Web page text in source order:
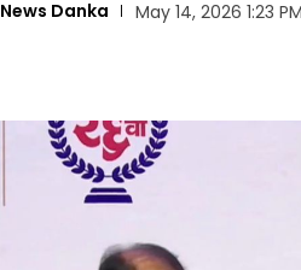
Danka May 14, 2026 1:23 PM